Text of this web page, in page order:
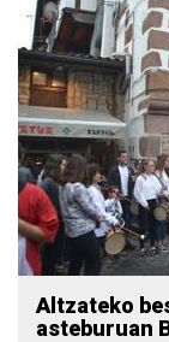
Altzateko
asteburuan